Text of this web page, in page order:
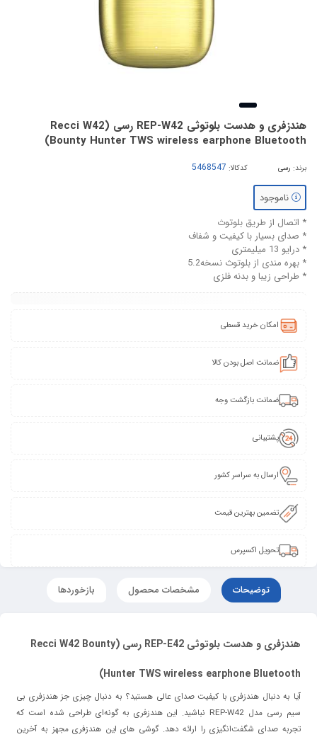
هندزفری و هدست بلوتوثی REP-W42 رسی (Recci W42
Bounty Hunter TWS wireless earphone Bluetooth)
برند: رسی کدکالا:
ناموجود
* اتصال از طریق بلوتوث
* صدای بسیار با کیفیت و شفاف
* درایو 13 میلیمتری
* بهره مندی از بلوتوث نسخه5.2
* طراحی زیبا و بدنه فلزی
امکان خرید قسطی
ضمانت اصل بودن کالا
ضمانت بازگشت وجه
پشتیبانی
ارسال به سراسر کشور
تضمین بهترین قیمت
تحویل اکسپرس
توضیحات مشخصات محصول بازخوردها
هندزفری و هدست بلوتوثی REP-E42 رسی (Recci W42 Bounty
Hunter TWS wireless earphone Bluetooth)
آیا به دنبال هندزفری با کیفیت صدای عالی هستید؟ به دنبال چیزی جز هندزفری بی
سیم رسی مدل REP-W42 نباشید. این هندزفری به گونه‌ای طراحی شده است که
تجربه صدای شگفت‌انگیزی را ارائه دهد. گوشی های این هندزفری مجهز به آخرین